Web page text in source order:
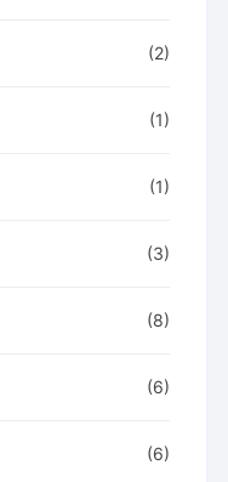
(2)
(1)
(1)
(3)
(8)
(6)
(6)